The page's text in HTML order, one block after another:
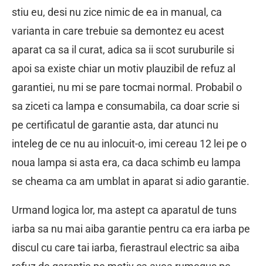
stiu eu, desi nu zice nimic de ea in manual, ca
varianta in care trebuie sa demontez eu acest
aparat ca sa il curat, adica sa ii scot suruburile si
apoi sa existe chiar un motiv plauzibil de refuz al
garantiei, nu mi se pare tocmai normal. Probabil o
sa ziceti ca lampa e consumabila, ca doar scrie si
pe certificatul de garantie asta, dar atunci nu
inteleg de ce nu au inlocuit-o, imi cereau 12 lei pe o
noua lampa si asta era, ca daca schimb eu lampa
se cheama ca am umblat in aparat si adio garantie.
Urmand logica lor, ma astept ca aparatul de tuns
iarba sa nu mai aiba garantie pentru ca era iarba pe
discul cu care tai iarba, fierastraul electric sa aiba